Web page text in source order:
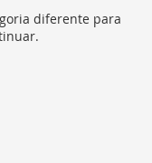
diferente para